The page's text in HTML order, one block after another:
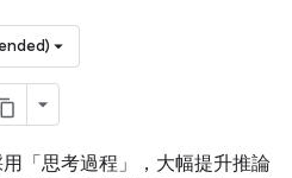
「思考過程」，大幅提升推論